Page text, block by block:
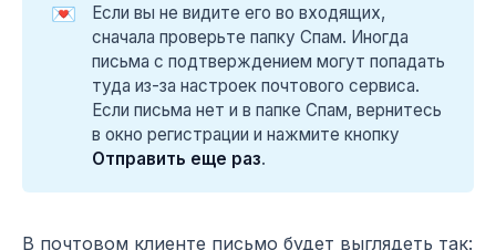
💌
Если вы не видите его во входящих,
сначала проверьте папку Спам. Иногда
письма с подтверждением могут попадать
туда из-за настроек почтового сервиса.
Если письма нет и в папке Спам, вернитесь
в окно регистрации и нажмите кнопку
Отправить еще раз.
В почтовом клиенте письмо будет выглядеть так: